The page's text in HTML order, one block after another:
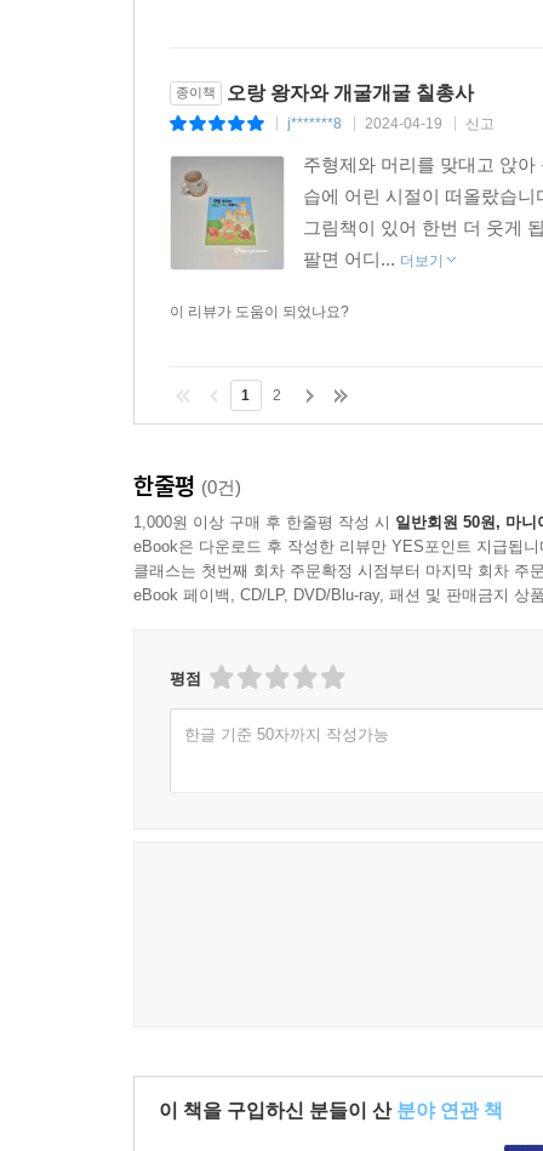
종이책 오랑 왕자와 개굴개굴 칠총사
j*******8 2024-04-19 신고
주형제와 머리를 맞대고 앉
습에 어린 시절이 떠올랐습
그림책이 있어 한번 더 웃게
팔면 어디... 더보기
이 리뷰가 도움이 되었나요?
1 2
한줄평 (0건)
1,000원 이상 구매 후 한줄평 작성 시 일반회원 50원, 마니
eBook은 다운로드 후 작성한 리뷰만 YES포인트 지급됩니
클래스는 첫번째 회차 주문확정 시점부터 마지막 회차 주
eBook 페이백, CD/LP, DVD/Blu-ray, 패션 및 판매금지 상
평점
한글 기준 50자까지 작성가능
이 책을 구입하신 분들이 산 분야 연관 책